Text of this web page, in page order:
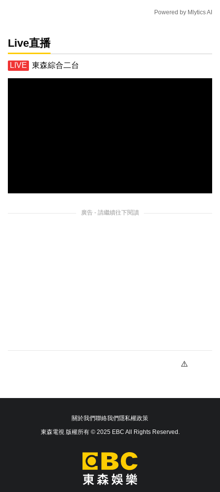
Powered by Mlytics AI
Live直播
東森綜合二台
廣告 - 請繼續往下閱讀
關於我們聯絡我們隱私權政策
東森電視 版權所有 © 2025 EBC All Rights Reserved.